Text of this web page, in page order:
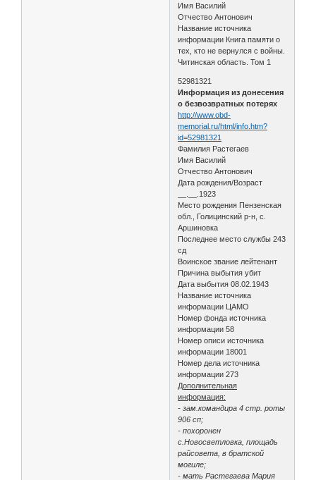
Имя Василий
Отчество Антонович
Название источника
информации Книга памяти о
тех, кто не вернулся с войны.
Читинская область. Том 1
52981321
Информация из донесения
о безвозвратных потерях
http://www.obd-
memorial.ru/html/info.htm?
id=52981321
Фамилия Растегаев
Имя Василий
Отчество Антонович
Дата рождения/Возраст
__.__.1923
Место рождения Пензенская
обл., Голицинский р-н, с.
Аршиновка
Последнее место службы 243
сд
Воинское звание лейтенант
Причина выбытия убит
Дата выбытия 08.02.1943
Название источника
информации ЦАМО
Номер фонда источника
информации 58
Номер описи источника
информации 18001
Номер дела источника
информации 273
Дополнительная
информация:
- зам.командира 4 стр. роты
906 сп;
- похоронен
с.Новосветловка, площадь
райсовета, в братской
могиле;
- мать Растегаева Мария